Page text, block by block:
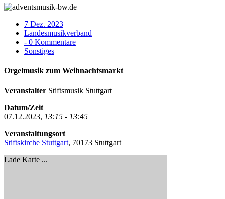
7 Dez. 2023
Landesmusikverband
- 0 Kommentare
Sonstiges
Orgelmusik zum Weihnachtsmarkt
Veranstalter Stiftsmusik Stuttgart
Datum/Zeit
07.12.2023, 13:15 - 13:45
Veranstaltungsort
Stiftskirche Stuttgart, 70173 Stuttgart
Lade Karte ...